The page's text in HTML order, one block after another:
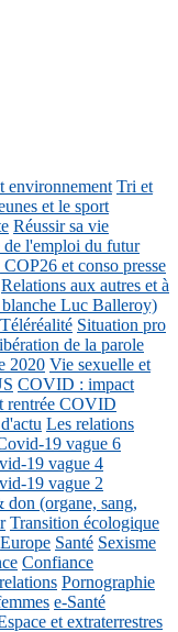
environnement Tri et
et le sport
Réussir sa vie
de l'emploi du futur
et conso presse
Relations aux autres et à
Luc Balleroy)
Téléréalité Situation pro
de la parole
2020 Vie sexuelle et
COVID : impact
rentrée COVID
Les relations
19 vague 6
19 vague 4
19 vague 2
(organe, sang,
Transition écologique
Europe Santé Sexisme
Confiance
Pornographie
e-Santé
et extraterrestres